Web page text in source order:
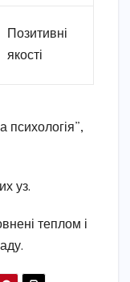
Позитивні
якості
уз.
теплом і